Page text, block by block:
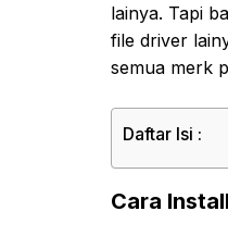
lainya. Tapi
file driver
semua merk
Daftar Isi :
Cara